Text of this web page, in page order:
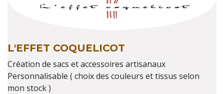
L'EFFET COQUELICOT
Création de sacs et accessoires artisanaux
Personnalisable ( choix des couleurs et tissus selon
mon stock )